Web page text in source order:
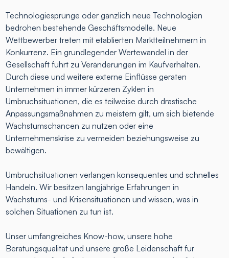
Technologiesprünge oder gänzlich neue Technologien
bedrohen bestehende Geschäftsmodelle. Neue
Wettbewerber treten mit etablierten Marktteilnehmern in
Konkurrenz. Ein grundlegender Wertewandel in der
Gesellschaft führt zu Veränderungen im Kaufverhalten.
Durch diese und weitere externe Einflüsse geraten
Unternehmen in immer kürzeren Zyklen in
Umbruchsituationen, die es teilweise durch drastische
Anpassungsmaßnahmen zu meistern gilt, um sich bietende
Wachstumschancen zu nutzen oder eine
Unternehmenskrise zu vermeiden beziehungsweise zu
bewältigen.
Umbruchsituationen verlangen konsequentes und schnelles
Handeln. Wir besitzen langjährige Erfahrungen in
Wachstums- und Krisensituationen und wissen, was in
solchen Situationen zu tun ist.
Unser umfangreiches Know-how, unsere hohe
Beratungsqualität und unsere große Leidenschaft für